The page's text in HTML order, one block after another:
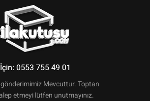
0553 755 49 01
gönderimimiz Mevcuttur. Toptan
etmeyi lütfen unutmayınız.